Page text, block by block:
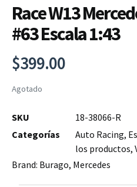
Race W13
#63 Escala 1:43
$399.00
Agotado
SKU
18-38066-R
Categorías
Auto Racing,
los productos,
Brand: Burago, Mercedes